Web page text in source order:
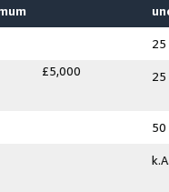
25
£5,000 25
50